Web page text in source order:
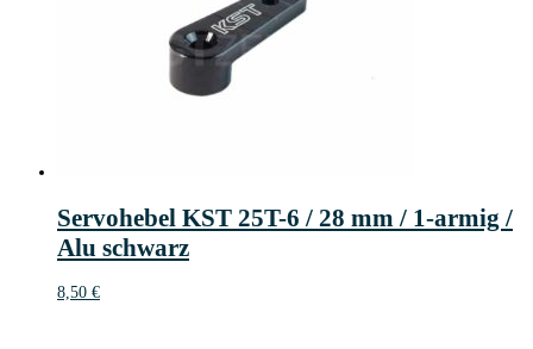
Servohebel KST 25T-6 / 28 mm / 1-armig /
Alu schwarz
8,50 €